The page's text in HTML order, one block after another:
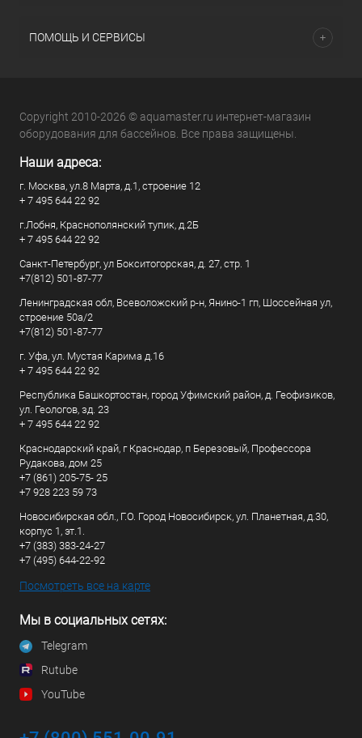
ПОМОЩЬ И СЕРВИСЫ
Copyright 2010-2026 © aquamaster.ru интернет-магазин
оборудования для бассейнов. Все права защищены.
Наши адреса:
г. Москва, ул.8 Марта, д.1, строение 12
+ 7 495 644 22 92
г.Лобня, Краснополянский тупик, д.2Б
+ 7 495 644 22 92
Санкт-Петербург, ул Бокситогорская, д. 27, стр. 1
+7(812) 501-87-77
Ленинградская обл, Всеволожский р-н, Янино-1 гп, Шоссейная ул,
строение 50а/2
+7(812) 501-87-77
г. Уфа, ул. Мустая Карима д.16
+ 7 495 644 22 92
Республика Башкортостан, город Уфимский район, д. Геофизиков,
ул. Геологов, зд. 23
+ 7 495 644 22 92
Краснодарский край, г Краснодар, п Березовый, Профессора
Рудакова, дом 25
+7 (861) 205-75- 25
+7 928 223 59 73
Новосибирская обл., Г.О. Город Новосибирск, ул. Планетная, д.30,
корпус 1, эт.1.
+7 (383) 383-24-27
+7 (495) 644-22-92
Посмотреть все на карте
Мы в социальных сетях:
Telegram
Rutube
YouTube